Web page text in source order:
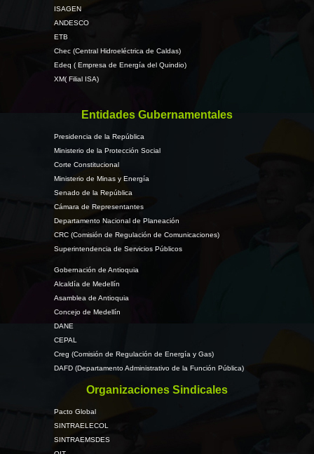
ISAGEN
ANDESCO
ETB
Chec (Central Hidroeléctrica de Caldas)
Edeq ( Empresa de Energía del Quindio)
XM( Filial ISA)
Entidades Gubernamentales
Presidencia de la República
Ministerio de la Protección Social
Corte Constitucional
Ministerio de Minas y Energía
Senado de la República
Cámara de Representantes
Departamento Nacional de Planeación
CRC (Comisión de Regulación de Comunicaciones)
Superintendencia de Servicios Públicos
Gobernación de Antioquia
Alcaldía de Medellín
Asamblea de Antioquia
Concejo de Medellín
DANE
CEPAL
Creg (Comisión de Regulación de Energía y Gas)
DAFD (Departamento Administrativo de la Función Pública)
Organizaciones Sindicales
Pacto Global
SINTRAELECOL
SINTRAEMSDES